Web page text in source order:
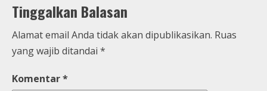
Tinggalkan Balasan
Alamat email Anda tidak akan dipublikasikan. Ruas
yang wajib ditandai *
Komentar*